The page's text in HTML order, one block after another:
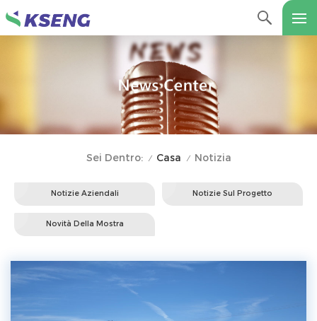
Sei Dentro: / Casa / Notizia
Notizie Aziendali Notizie Sul Progetto
Novità Della Mostra